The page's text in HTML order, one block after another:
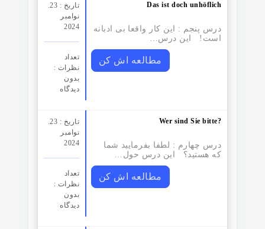
تاریخ : 23.
نوامبر
2024
تعداد
نظرات‌ :
بدون
دیدگاه
Das ist doch unhöflich
درس پنجم : این کار واقعا بی ادبانه
است! این درس…
مطالعه اش کن
تاریخ : 23.
نوامبر
2024
تعداد
نظرات‌ :
بدون
دیدگاه
Wer sind Sie bitte?
درس چهارم : لطفا بفرمایید شما
که هستید؟ این درس حول…
مطالعه اش کن